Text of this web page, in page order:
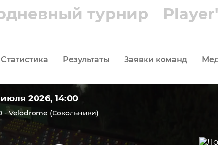
турнир
Статистика Результаты Заявки команд
2026, 14:00
Velodrome (Сокольники)